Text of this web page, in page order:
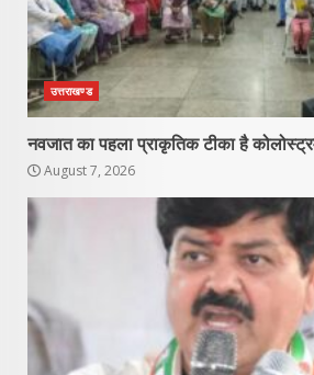
उत्तराखण्ड
नवजात का पहला प्राकृतिक टीका है
August 7, 2026